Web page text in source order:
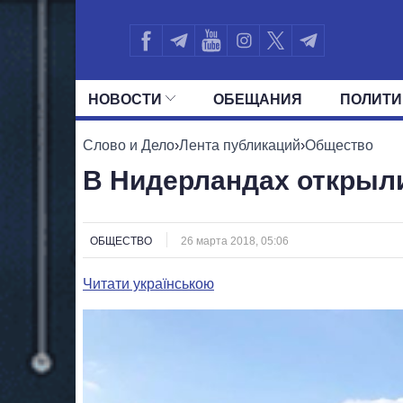
НОВОСТИ ОБЕЩАНИЯ
ВСЕ ПОЛИТИКИ ПРЕЗИДЕНТ И
Слово и Дело›Лента публикаций›Общество
В Нидерландах
ОБЩЕСТВО 26 марта 2018, 05:06
Читати українською